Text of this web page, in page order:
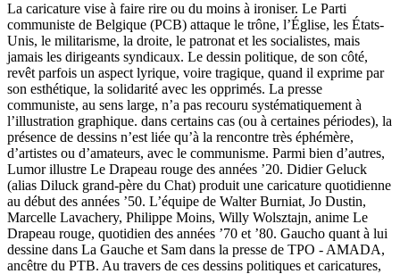
La caricature vise à faire rire ou du moins à ironiser. Le Parti
communiste de Belgique (PCB) attaque le trône, l’Église, les États-
Unis, le militarisme, la droite, le patronat et les socialistes, mais
jamais les dirigeants syndicaux. Le dessin politique, de son côté,
revêt parfois un aspect lyrique, voire tragique, quand il exprime par
son esthétique, la solidarité avec les opprimés. La presse
communiste, au sens large, n’a pas recouru systématiquement à
l’illustration graphique. dans certains cas (ou à certaines périodes), la
présence de dessins n’est liée qu’à la rencontre très éphémère,
d’artistes ou d’amateurs, avec le communisme. Parmi bien d’autres,
Lumor illustre Le Drapeau rouge des années ’20. Didier Geluck
(alias Diluck grand-père du Chat) produit une caricature quotidienne
au début des années ’50. L’équipe de Walter Burniat, Jo Dustin,
Marcelle Lavachery, Philippe Moins, Willy Wolsztajn, anime Le
Drapeau rouge, quotidien des années ’70 et ’80. Gaucho quant à lui
dessine dans La Gauche et Sam dans la presse de TPO - AMADA,
ancêtre du PTB. Au travers de ces dessins politiques et caricatures,